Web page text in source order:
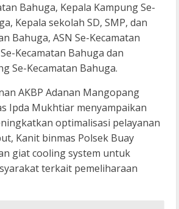
Bahuga, Kepala Kampung Se-
Kepala sekolah SD, SMP, dan
Bahuga, ASN Se-Kecamatan
Kecamatan Bahuga dan
Se-Kecamatan Bahuga.
AKBP Adanan Mangopang
Ipda Mukhtiar menyampaikan
optimalisasi pelayanan
Kanit binmas Polsek Buay
giat cooling system untuk
terkait pemeliharaan